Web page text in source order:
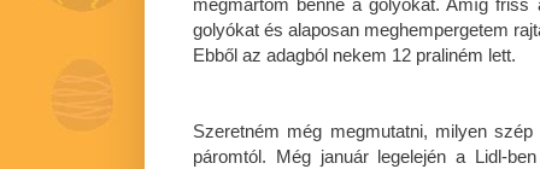
megmártom benne a golyókat. Amíg
golyókat és alaposan meghempergetem
Ebből az adagból nekem 12 praliném lett.
Szeretném még megmutatni, milyen
páromtól. Még január legelején a Lidl-